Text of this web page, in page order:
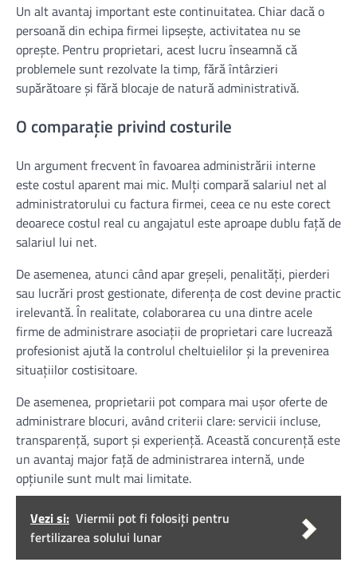
Un alt avantaj important este continuitatea. Chiar dacă o
persoană din echipa firmei lipsește, activitatea nu se
oprește. Pentru proprietari, acest lucru înseamnă că
problemele sunt rezolvate la timp, fără întârzieri
supărătoare și fără blocaje de natură administrativă.
O comparație privind costurile
Un argument frecvent în favoarea administrării interne
este costul aparent mai mic. Mulţi compară salariul net al
administratorului cu factura firmei, ceea ce nu este corect
deoarece costul real cu angajatul este aproape dublu faţă de
salariul lui net.
De asemenea, atunci când apar greșeli, penalități, pierderi
sau lucrări prost gestionate, diferența de cost devine practic
irelevantă. În realitate, colaborarea cu una dintre acele
firme de administrare asociații de proprietari care lucrează
profesionist ajută la controlul cheltuielilor și la prevenirea
situațiilor costisitoare.
De asemenea, proprietarii pot compara mai ușor oferte de
administrare blocuri, având criterii clare: servicii incluse,
transparență, suport și experiență. Această concurență este
un avantaj major față de administrarea internă, unde
opțiunile sunt mult mai limitate.
Vezi si: Viermii pot fi folosiți pentru
fertilizarea solului lunar